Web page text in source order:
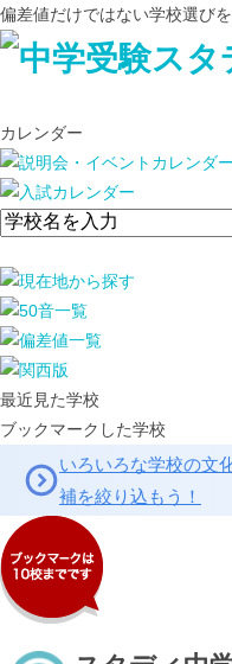
偏差値だけではない学校選びを
カレンダー
最近見た学校
ブックマークした学校
いろいろな学校の文
補を絞り込もう！